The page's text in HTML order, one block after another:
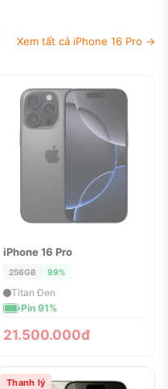
Xem tất cả iPhone 16 Pro →
ĐÃ BÁN
iPhone 16 Pro
256GB 99%
Titan Đen
Pin 91%
21.500.000đ
Thanh lý